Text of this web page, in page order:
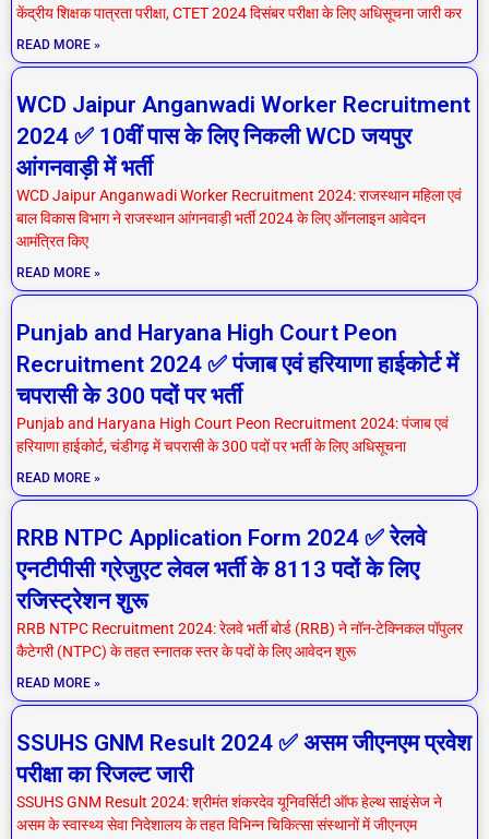
केंद्रीय शिक्षक पात्रता परीक्षा, CTET 2024 दिसंबर परीक्षा के लिए अधिसूचना जारी कर
READ MORE »
WCD Jaipur Anganwadi Worker Recruitment
2024 ✅ 10वीं पास के लिए निकली WCD जयपुर
आंगनवाड़ी में भर्ती
WCD Jaipur Anganwadi Worker Recruitment 2024: राजस्थान महिला एवं
बाल विकास विभाग ने राजस्थान आंगनवाड़ी भर्ती 2024 के लिए ऑनलाइन आवेदन
आमंत्रित किए
READ MORE »
Punjab and Haryana High Court Peon
Recruitment 2024 ✅ पंजाब एवं हरियाणा हाईकोर्ट में
चपरासी के 300 पदों पर भर्ती
Punjab and Haryana High Court Peon Recruitment 2024: पंजाब एवं
हरियाणा हाईकोर्ट, चंडीगढ़ में चपरासी के 300 पदों पर भर्ती के लिए अधिसूचना
READ MORE »
RRB NTPC Application Form 2024 ✅ रेलवे
एनटीपीसी ग्रेजुएट लेवल भर्ती के 8113 पदों के लिए
रजिस्ट्रेशन शुरू
RRB NTPC Recruitment 2024: रेलवे भर्ती बोर्ड (RRB) ने नॉन-टेक्निकल पॉपुलर
कैटेगरी (NTPC) के तहत स्नातक स्तर के पदों के लिए आवेदन शुरू
READ MORE »
SSUHS GNM Result 2024 ✅ असम जीएनएम प्रवेश
परीक्षा का रिजल्ट जारी
SSUHS GNM Result 2024: श्रीमंत शंकरदेव यूनिवर्सिटी ऑफ हेल्थ साइंसेज ने
असम के स्वास्थ्य सेवा निदेशालय के तहत विभिन्न चिकित्सा संस्थानों में जीएनएम
e
e
e
e
e
e
e